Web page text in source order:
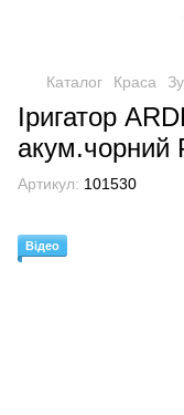
Каталог Краса
Іригатор
акум.чорний
Артикул: 101530
Відео